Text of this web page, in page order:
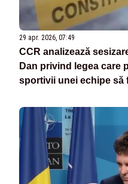
29 apr. 2026, 07:49
CCR analizează
Dan privind legea care
sportivii unei echipe să